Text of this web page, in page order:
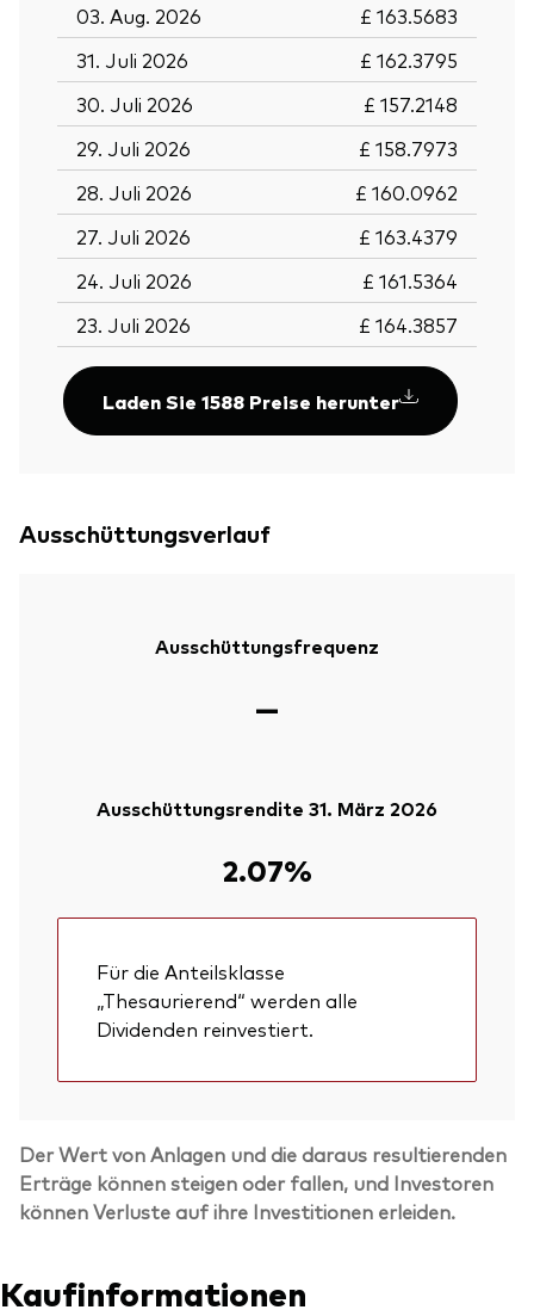
03. Aug. 2026
£ 163.5683
31. Juli 2026
£ 162.3795
30. Juli 2026
£ 157.2148
29. Juli 2026
£ 158.7973
28. Juli 2026
£ 160.0962
27. Juli 2026
£ 163.4379
24. Juli 2026
£ 161.5364
23. Juli 2026
£ 164.3857
Laden Sie 1588 Preise herunter
Ausschüttungsverlauf
Ausschüttungsfrequenz
—
Ausschüttungsrendite 31. März 2026
2.07%
Für die Anteilsklasse
„Thesaurierend“ werden alle
Dividenden reinvestiert.
Der Wert von Anlagen und die daraus resultierenden
Erträge können steigen oder fallen, und Investoren
können Verluste auf ihre Investitionen erleiden.
Kaufinformationen